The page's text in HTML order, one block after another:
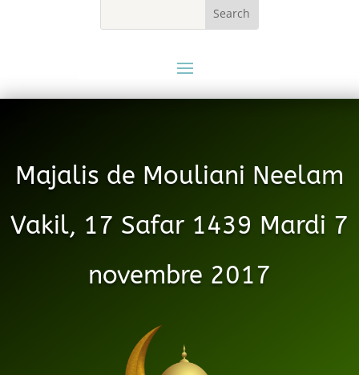
Majalis de Mouliani Neelam
Vakil, 17 Safar 1439 Mardi 7
novembre 2017